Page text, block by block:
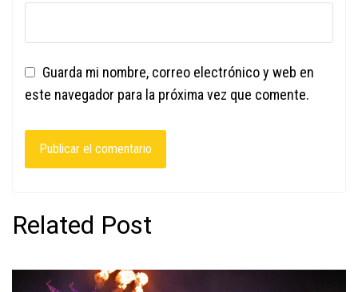
Guarda mi nombre, correo electrónico y web en
este navegador para la próxima vez que comente.
Related Post